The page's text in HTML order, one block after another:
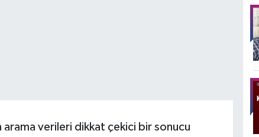
arama verileri dikkat çekici bir sonucu